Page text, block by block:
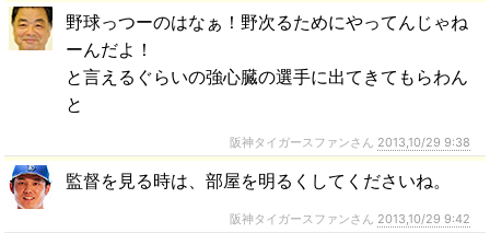
野球っつーのはなぁ！野次るためにやってんじゃね
ーんだよ！
と言えるぐらいの強心臓の選手に出てきてもらわん
と
阪神タイガースファンさん 2013,10/29 9:38
監督を見る時は、部屋を明るくしてくださいね。
阪神タイガースファンさん 2013,10/29 9:42